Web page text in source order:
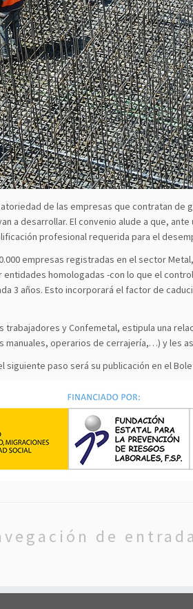
de las empresas que contratan de
a desarrollar. El convenio alude a que,
profesional requerida para el
empresas registradas en el sector
homologadas -con lo que el
3 años. Esto incorporará el factor de
y Confemetal, estipula una
operarios de cerrajería,…) y les
paso será su publicación en el
de